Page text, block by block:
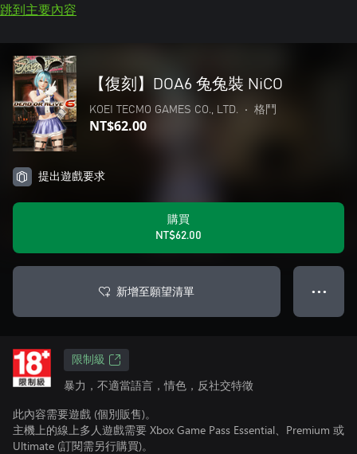
跳到主要內容
【復刻】DOA6 兔兔裝 NiCO
KOEI TECMO GAMES CO., LTD. • 格鬥
NT$62.00
提出遊戲要求
購買
NT$62.00
新增至願望清單 ● ● ●
限制級
暴力，不適當語言，情色，反社交特徵
此內容需要遊戲 (個別販售)。
主機上的線上多人遊戲需要 Xbox Game Pass Essential、Premium 或
Ultimate (訂閱需另行購買)。